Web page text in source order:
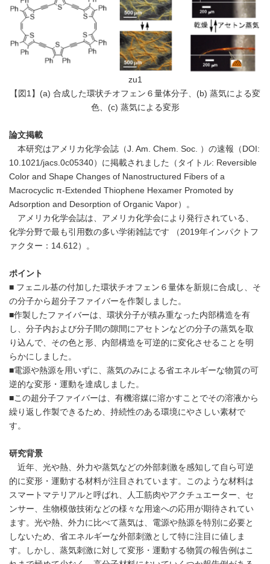
zu1
【図1】(a) 合成した環状チオフェン６量体分子、(b) 蒸気による変
色、(c) 蒸気による変形
論文掲載
本研究はアメリカ化学会誌（J. Am. Chem. Soc. ）の速報（DOI:
10.1021/jacs.0c05340）に掲載されました（タイトル: Reversible
Color and Shape Changes of Nanostructured Fibers of a
Macrocyclic π-Extended Thiophene Hexamer Promoted by
Adsorption and Desorption of Organic Vapor）。
アメリカ化学会誌は、アメリカ化学会により発行されている、
化学分野で最も引用数の多い学術雑誌です （2019年インパクトフ
ァクター：14.612）。
ポイント
■ フェニル基の付加した環状チオフェン６量体を新規に合成し、そ
の分子から超分子ファイバーを作製しました。
■作製したファイバーは、環状分子が積み重なった内部構造を有
し、分子内および分子間の隙間にアセトンなどの分子の蒸気を取
り込んで、その色と形、内部構造を可逆的に変化させることを明
らかにしました。
■電源や熱源を用いずに、蒸気のみによる省エネルギーな物質の可
逆的な変形・運動を達成しました。
■この超分子ファイバーは、有機溶媒に溶かすことでその溶液から
繰り返し作製できるため、持続性のある環境にやさしい素材で
す。
研究背景
近年、光や熱、外力や蒸気などの外部刺激を感知して自ら可逆
的に変形・運動する材料が注目されています。このような材料は
スマートマテリアルと呼ばれ、人工筋肉やアクチュエーター、セ
ンサー、生物模倣技術などの様々な用途への応用が期待されてい
ます。光や熱、外力に比べて蒸気は、電源や熱源を特別に必要と
しないため、省エネルギーな外部刺激として特に注目に値しま
す。しかし、蒸気刺激に対して変形・運動する物質の報告例はこ